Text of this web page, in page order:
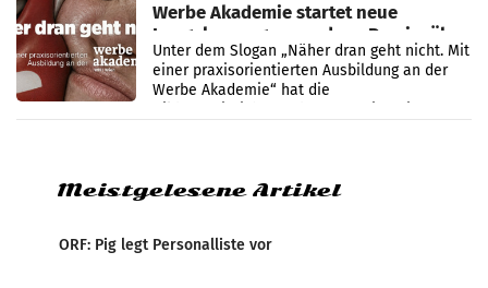
Werbe Akademie startet neue
Imagekampagne rund um Praxisnähe
Unter dem Slogan „Näher dran geht nicht. Mit
einer praxisorientierten Ausbildung an der
Werbe Akademie“ hat die
Meistgelesene Artikel
ORF: Pig legt Personalliste vor